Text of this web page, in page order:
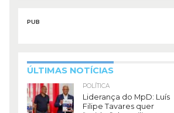
PUB
ÚLTIMAS NOTÍCIAS
POLÍTICA
Liderança do MpD: Luís
Filipe Tavares quer